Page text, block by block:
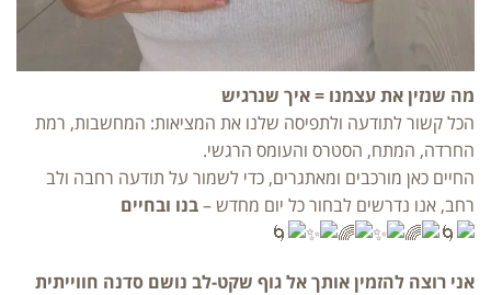
מה שנזין את עצמנו = איך שנרגיש
הכל קשור לתודעה ולתפיסה שלנו את המציאות: המחשבות, רמת
החרדה, המתח, הסטרס והעומס הרגשי.
החיים כאן מורכבים ומאתגרים, כדי לשמור על תודעה רחבה ולב
רחב, אנו נדרשים לבחור כל יום מחדש –בנו ובחיים
אני רוצה להזמין אותך אלגוף שקט-לב נושם סדנה חווייתית